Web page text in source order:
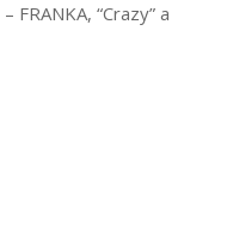
FRANKA, “Crazy” a